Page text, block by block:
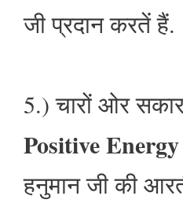
जी प्रदान करतें हैं.
5.) चारों ओर
Positive Energy
हनुमान जी की